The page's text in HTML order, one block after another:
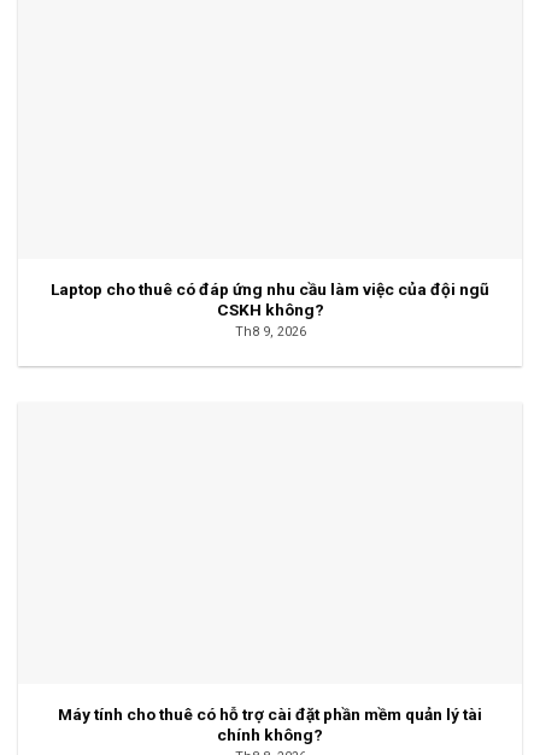
Laptop cho thuê có đáp ứng nhu cầu làm việc của đội ngũ
CSKH không?
Th8 9, 2026
Máy tính cho thuê có hỗ trợ cài đặt phần mềm quản lý tài
chính không?